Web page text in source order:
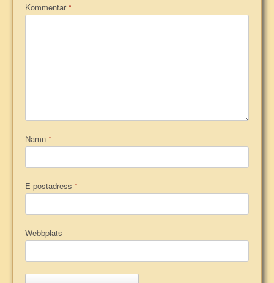
Kommentar*
Namn *
E-postadress *
Webbplats